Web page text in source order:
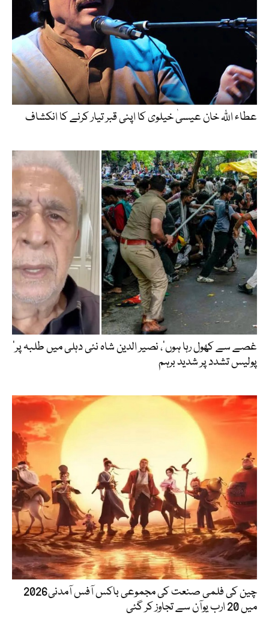
عطاء اللّٰہ خان عیسیٰ خیلوی کا اپنی قبر تیار کرنے کا انکشاف
’غصے سے کھول رہا ہوں‘، نصیر الدین شاہ نئی دہلی میں طلبہ پر
پولیس تشدد پر شدید برہم
چین کی فلمی صنعت کی مجموعی باکس آفس آمدنی2026
میں 20 ارب یوآن سے تجاوز کر گئی